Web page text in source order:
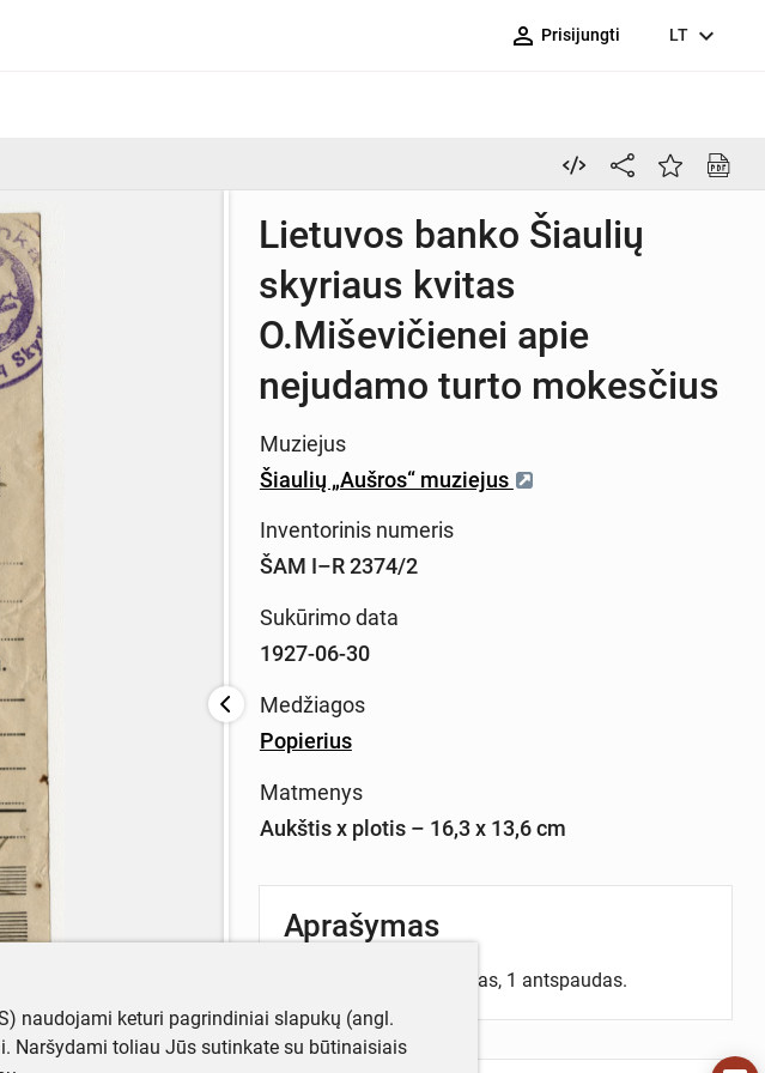
person_outline Prisijungti LT expand_more
Lietuvos banko Šiaulių
skyriaus kvitas
O.Miševičienei apie
nejudamo turto mokesčius
Muziejus
Šiaulių „Aušros“ muziejus
Inventorinis numeris
ŠAM I–R 2374/2
Sukūrimo data
1927-06-30
Medžiagos
Popierius
Matmenys
Aukštis x plotis – 16,3 x 13,6 cm
Aprašymas
Rašyta lietuvių k., 1 lapas, 1 antspaudas.
naudojami keturi pagrindiniai slapukų (angl.
Naršydami toliau Jūs sutinkate su būtinaisiais